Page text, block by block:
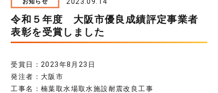
お知らせ
令和５年度 大阪市優良成績評定事業者
表彰を受賞しました
受賞日：2023年8月23日
発注者：大阪市
工事名：楠葉取水場取水施設耐震改良工事